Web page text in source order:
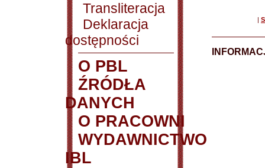
Transliteracja
Deklaracja
dostępności
O PBL
ŹRÓDŁA
DANYCH
O PRACOWNI
WYDAWNICTWO
IBL
|